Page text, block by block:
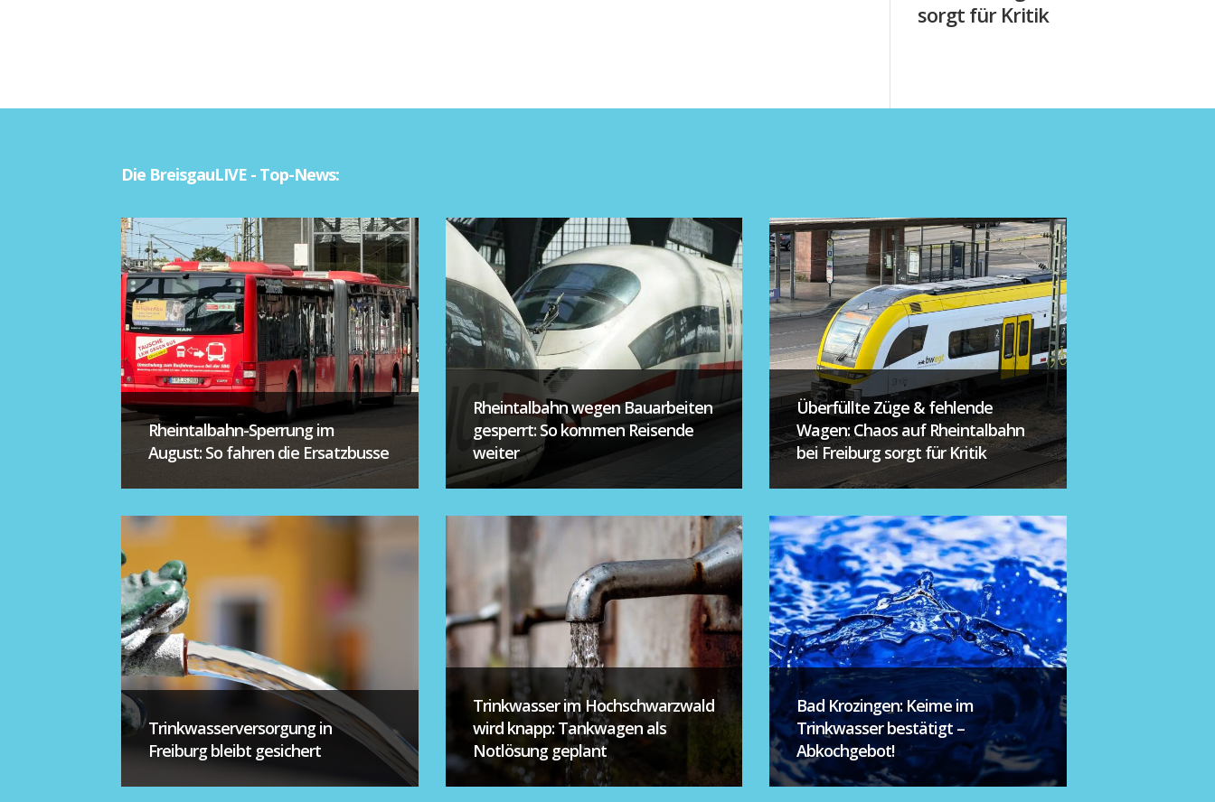
sorgt für Kritik
Die BreisgauLIVE - Top-News:
Rheintalbahn-Sperrung im
August: So fahren die Ersatzbusse
Rheintalbahn wegen Bauarbeiten
gesperrt: So kommen Reisende
weiter
Überfüllte Züge & fehlende
Wagen: Chaos auf Rheintalbahn
bei Freiburg sorgt für Kritik
Trinkwasserversorgung in
Freiburg bleibt gesichert
Trinkwasser im Hochschwarzwald
wird knapp: Tankwagen als
Notlösung geplant
Bad Krozingen: Keime im
Trinkwasser bestätigt –
Abkochgebot!